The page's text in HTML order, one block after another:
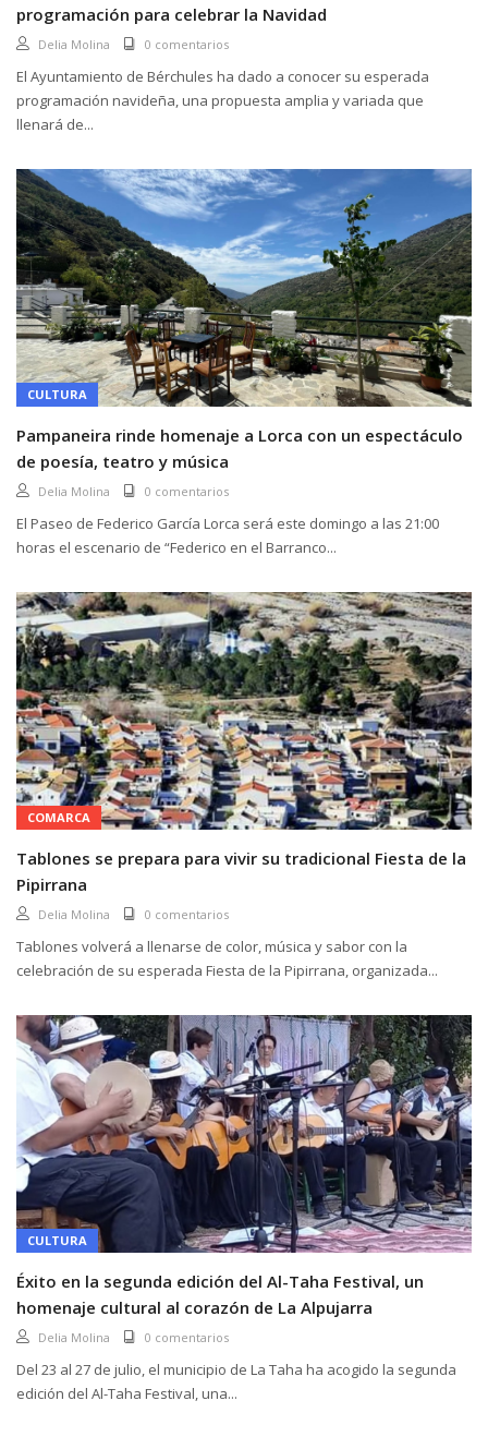
programación para celebrar la Navidad
Delia Molina 0 comentarios
El Ayuntamiento de Bérchules ha dado a conocer su esperada
programación navideña, una propuesta amplia y variada que
llenará de...
CULTURA
Pampaneira rinde homenaje a Lorca con un espectáculo
de poesía, teatro y música
Delia Molina 0 comentarios
El Paseo de Federico García Lorca será este domingo a las 21:00
horas el escenario de “Federico en el Barranco...
COMARCA
Tablones se prepara para vivir su tradicional Fiesta de la
Pipirrana
Delia Molina 0 comentarios
Tablones volverá a llenarse de color, música y sabor con la
celebración de su esperada Fiesta de la Pipirrana, organizada...
CULTURA
Éxito en la segunda edición del Al-Taha Festival, un
homenaje cultural al corazón de La Alpujarra
Delia Molina 0 comentarios
Del 23 al 27 de julio, el municipio de La Taha ha acogido la segunda
edición del Al-Taha Festival, una...